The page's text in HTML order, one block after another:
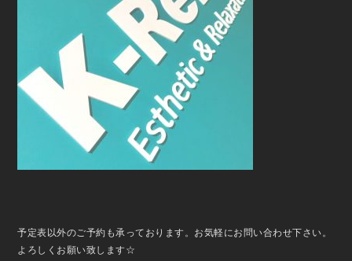
予定表以外のご予約も承っております。お気軽にお問い合わせ下さい。
よろしくお願い致します☆